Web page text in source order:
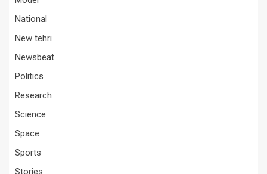
National
New tehri
Newsbeat
Politics
Research
Science
Space
Sports
Stories